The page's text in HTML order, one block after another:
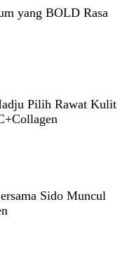
yang BOLD Rasa
Pilih Rawat Kulit
Sido Muncul